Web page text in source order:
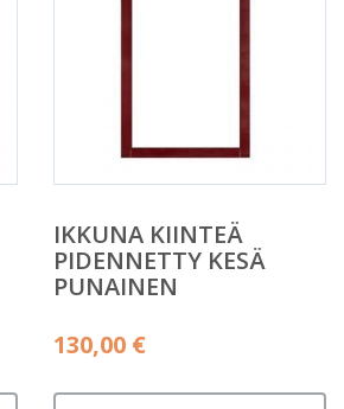
IKKUNA KIINTEÄ
PIDENNETTY KESÄ
PUNAINEN
130,00 €